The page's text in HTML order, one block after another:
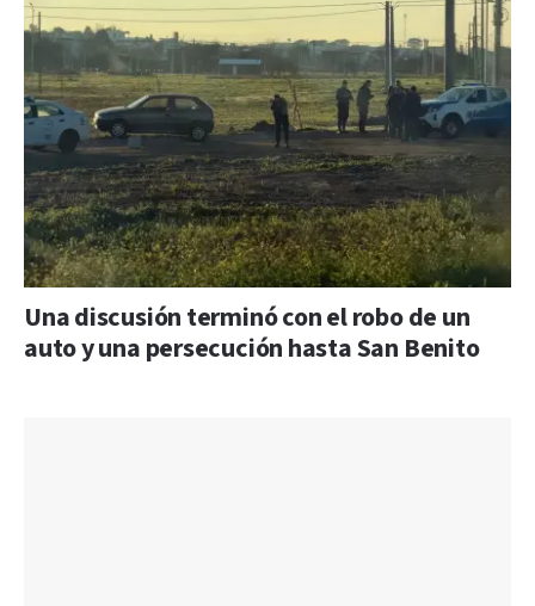
Una discusión terminó con el robo de un
auto y una persecución hasta San Benito